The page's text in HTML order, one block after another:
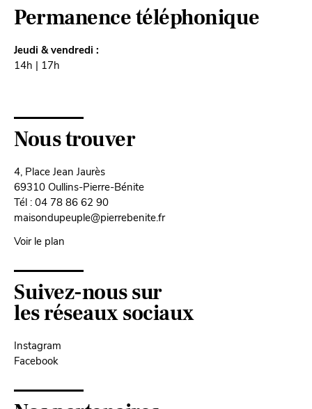
Permanence téléphonique
Jeudi & vendredi :
14h | 17h
Nous trouver
4, Place Jean Jaurès
69310 Oullins-Pierre-Bénite
Tél : 04 78 86 62 90
maisondupeuple@pierrebenite.fr
Voir le plan
Suivez-nous sur
les réseaux sociaux
Instagram
Facebook